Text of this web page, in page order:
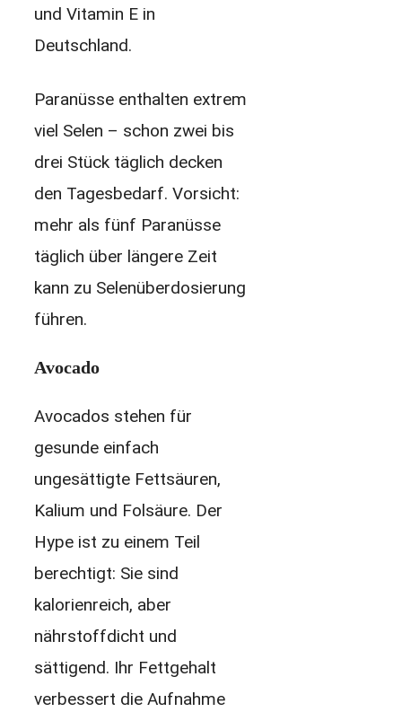
und Vitamin E in
Deutschland.
Paranüsse enthalten extrem
viel Selen – schon zwei bis
drei Stück täglich decken
den Tagesbedarf. Vorsicht:
mehr als fünf Paranüsse
täglich über längere Zeit
kann zu Selenüberdosierung
führen.
Avocado
Avocados stehen für
gesunde einfach
ungesättigte Fettsäuren,
Kalium und Folsäure. Der
Hype ist zu einem Teil
berechtigt: Sie sind
kalorienreich, aber
nährstoffdicht und
sättigend. Ihr Fettgehalt
verbessert die Aufnahme